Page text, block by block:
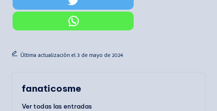
Última actualización el 3 de mayo de 2024
fanaticosme
Ver todas las entradas